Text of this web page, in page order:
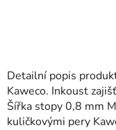
Detailní popis
Kaweco. Inkoust
Šířka stopy 0,8 mm
kuličkovými pery